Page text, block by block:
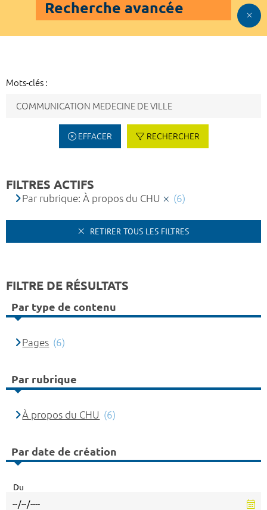
Recherche avancée
Mots-clés :
EFFACER RECHERCHER
FILTRES ACTIFS
Par rubrique: À propos du CHU (6)
RETIRER TOUS LES FILTRES
FILTRE DE RÉSULTATS
Par type de contenu
Pages (6)
Par rubrique
À propos du CHU (6)
Par date de création
Du